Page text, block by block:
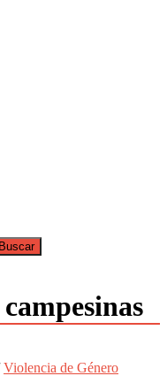
Violencia de Género